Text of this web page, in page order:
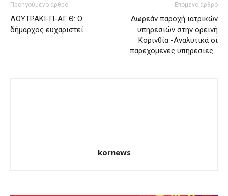
Προηγούμενο άρθρο
ΛΟΥΤΡΑΚΙ-Π-ΑΓ.Θ: Ο
δήμαρχος ευχαριστεί…
Επόμενο άρθρο
Δωρεάν παροχή ιατρικών
υπηρεσιών στην ορεινή
Κορινθία -Αναλυτικά οι
παρεχόμενες υπηρεσίες…
kornews